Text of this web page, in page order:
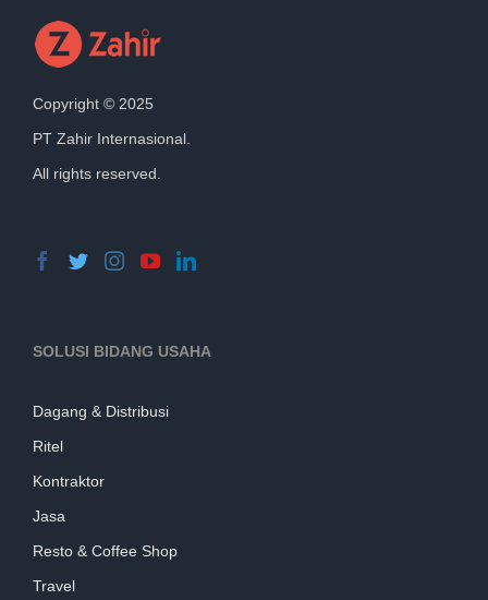
Copyright © 2025
PT Zahir Internasional.
All rights reserved.
SOLUSI BIDANG USAHA
Dagang & Distribusi
Ritel
Kontraktor
Jasa
Resto & Coffee Shop
Travel